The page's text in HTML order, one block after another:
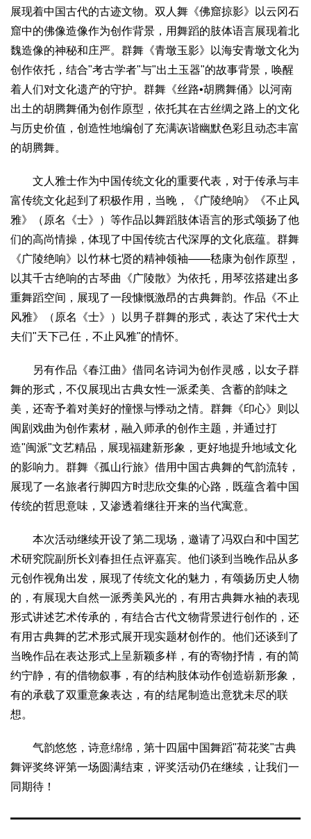
展现着中国古代的古迹文物。双人舞《佛窟掠影》以云冈石
窟中的佛像造像作为创作背景，用舞蹈的肢体语言展现着北
魏造像的神秘和庄严。群舞《青墩玉影》以海安青墩文化为
创作依托，结合"考古学者"与"出土玉器"的故事背景，唤醒
着人们对文化遗产的守护。群舞《丝路•胡腾舞俑》以河南
出土的胡腾舞俑为创作原型，依托其在古丝绸之路上的文化
与历史价值，创造性地编创了充满诙谐幽默色彩且动态丰富
的胡腾舞。
文人雅士作为中国传统文化的重要代表，对于传承与丰
富传统文化起到了积极作用，当晚，《广陵绝响》《不止风
雅》（原名《士》）等作品以舞蹈肢体语言的形式颂扬了他
们的高尚情操，体现了中国传统古代深厚的文化底蕴。群舞
《广陵绝响》以竹林七贤的精神领袖——嵇康为创作原型，
以其千古绝响的古琴曲《广陵散》为依托，用琴弦搭建出多
重舞蹈空间，展现了一段慷慨激昂的古典舞韵。作品《不止
风雅》（原名《士》）以男子群舞的形式，表达了宋代士大
夫们"天下己任，不止风雅"的情怀。
另有作品《春江曲》借同名诗词为创作灵感，以女子群
舞的形式，不仅展现出古典女性一派柔美、含蓄的韵味之
美，还寄予着对美好的憧憬与悸动之情。群舞《印心》则以
闽剧戏曲为创作素材，融入师承的创作主题，并通过打
造"闽派"文艺精品，展现福建新形象，更好地提升地域文化
的影响力。群舞《孤山行旅》借用中国古典舞的气韵流转，
展现了一名旅者行脚四方时悲欣交集的心路，既蕴含着中国
传统的哲思意味，又渗透着继往开来的当代寓意。
本次活动继续开设了第二现场，邀请了冯双白和中国艺
术研究院副所长刘春担任点评嘉宾。他们谈到当晚作品从多
元创作视角出发，展现了传统文化的魅力，有颂扬历史人物
的，有展现大自然一派秀美风光的，有用古典舞水袖的表现
形式讲述艺术传承的，有结合古代文物背景进行创作的，还
有用古典舞的艺术形式展开现实题材创作的。他们还谈到了
当晚作品在表达形式上呈新颖多样，有的寄物抒情，有的简
约宁静，有的借物叙事，有的结构肢体动作创造崭新形象，
有的承载了双重意象表达，有的结尾制造出意犹未尽的联
想。
气韵悠悠，诗意绵绵，第十四届中国舞蹈"荷花奖"古典
舞评奖终评第一场圆满结束，评奖活动仍在继续，让我们一
同期待！